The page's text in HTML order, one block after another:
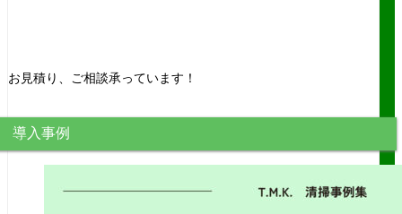
お見積り、ご相談承っています！
導入事例